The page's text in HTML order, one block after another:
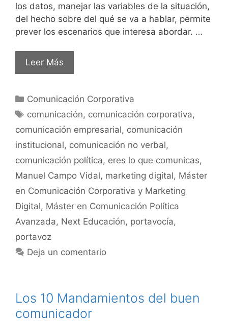
los datos, manejar las variables de la situación,
del hecho sobre del qué se va a hablar, permite
prever los escenarios que interesa abordar. …
Leer Más
Comunicación Corporativa
comunicación, comunicación corporativa,
comunicación empresarial, comunicación
institucional, comunicación no verbal,
comunicación política, eres lo que comunicas,
Manuel Campo Vidal, marketing digital, Máster
en Comunicación Corporativa y Marketing
Digital, Máster en Comunicación Política
Avanzada, Next Educación, portavocía,
portavoz
Deja un comentario
Los 10 Mandamientos del buen
comunicador